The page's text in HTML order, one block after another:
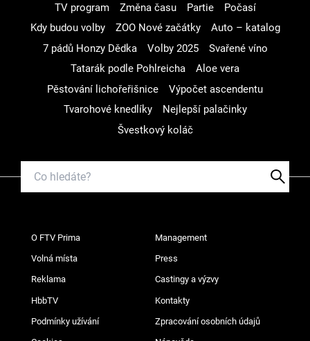
TV program
Změna času Partie
Počasí
Kdy budou volby
ZOO Nové začátky
Auto – katalog
7 pádů Honzy Dědka
Volby 2025
Svařené víno
Tatarák podle Pohlreicha
Aloe vera
Pěstování lichořeřišnice
Výpočet ascendentu
Tvarohové knedlíky
Nejlepší palačinky
Švestkový koláč
O FTV Prima Management
Volná místa Press
Reklama Castingy a výzvy
HbbTV Kontakty
Podmínky užívání Zpracování osobních údajů